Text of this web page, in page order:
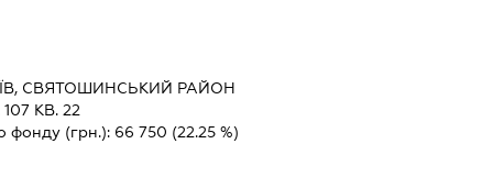
СВЯТОШИНСЬКИЙ РАЙОН
КВ. 22
фонду (грн.): 66 750 (22.25 %)